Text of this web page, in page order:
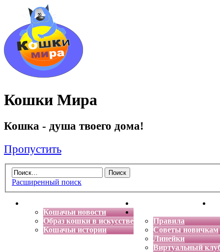
Кошки Мира
Кошка - душа твоего дома!
Пропустить
Расширенный поиск
Кошачьи новости
Образ кошки в искусстве
Кошачьи истории
Энциклопедия кошек
Правила
Советы новичкам
Линейки
Виртуальный